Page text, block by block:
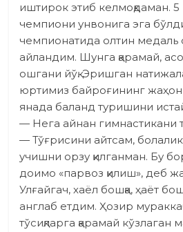
иштирок этиб келмоқдаман.
чемпиони унвонига эга
чемпионатида олтин медаль
айландим. Шунга қарамай,
ошгани йўқ. Эришган
юртимиз байроғининг
янада баланд туришини
— Нега айнан гимнастикани
— Тўғрисини айтсам,
учишни орзу қилганман. Бу
доимо «парвоз қилиш», деб
Улғайгач, хаёл бошқа, ҳаёт
англаб етдим. Ҳозир
тўсиқларга қарамай кўзлаган